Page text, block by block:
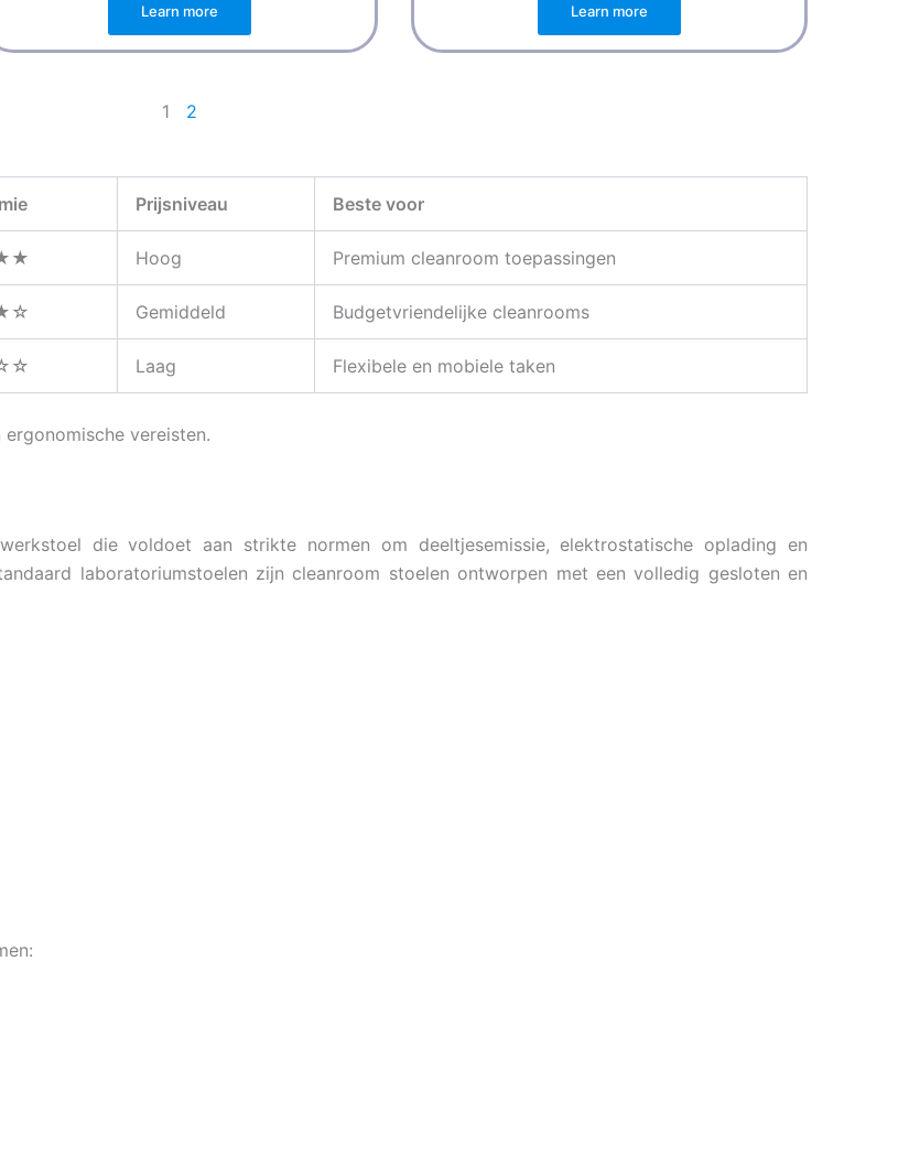
Learn more Learn more
1 2
Prijsniveau Beste voor
Hoog Premium cleanroom toepassingen
Gemiddeld Budgetvriendelijke cleanrooms
Laag Flexibele en mobiele taken
vereisten.
die voldoet aan strikte normen om deeltjesemissie, elektrostatische oplading en
laboratoriumstoelen zijn cleanroom stoelen ontworpen met een volledig gesloten en